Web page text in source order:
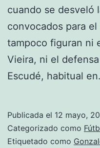
cuando se desveló
convocados para
tampoco figuran ni
Vieira, ni el
Escudé, habitual
Publicada el 12 mayo,
Categorizado como
Etiquetado como